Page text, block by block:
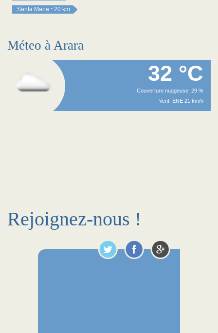
Santa Maria ~20 km
Méteo à Arara
32 °C
Couverture nuageuse: 29 %
Vent: ENE 21 km/h
Rejoignez-nous !